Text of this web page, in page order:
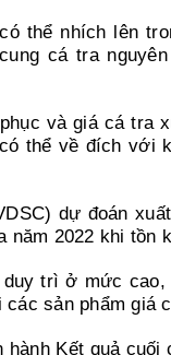
thể nhích lên
cá tra
và giá cá tra
thể về đích với
dự đoán
năm 2022 khi tồn
trì ở mức
sản phẩm giá
Kết quả